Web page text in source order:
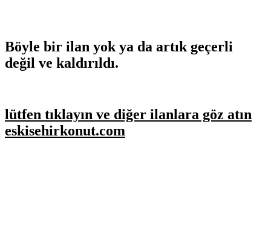
Böyle bir ilan yok ya da artık geçerli
değil ve kaldırıldı.
lütfen tıklayın ve diğer ilanlara göz atın
eskisehirkonut.com